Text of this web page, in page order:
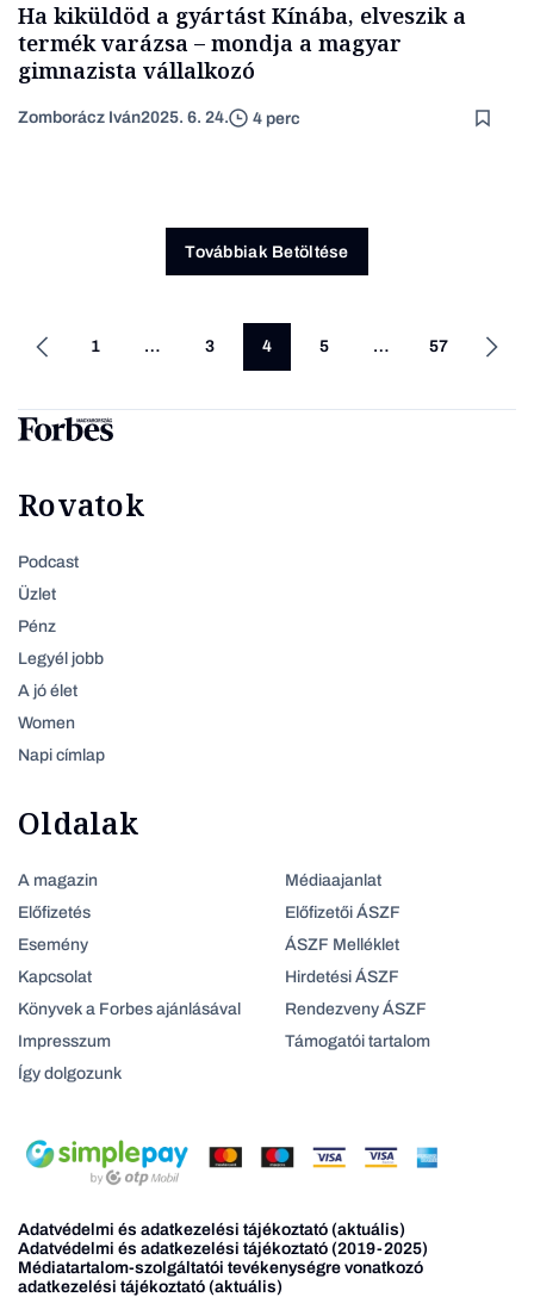
Ha kiküldöd a gyártást Kínába, elveszik a
termék varázsa – mondja a magyar
gimnazista vállalkozó
Zomborácz Iván2025. 6. 24. 4 perc
Továbbiak Betöltése
1 … 3 4 5 … 57
Rovatok
Podcast
Üzlet
Pénz
Legyél jobb
A jó élet
Women
Napi címlap
Oldalak
A magazin
Előfizetés
Esemény
Kapcsolat
Könyvek a Forbes ajánlásával
Impresszum
Így dolgozunk
Médiaajanlat
Előfizetői ÁSZF
ÁSZF Melléklet
Hirdetési ÁSZF
Rendezveny ÁSZF
Támogatói tartalom
Adatvédelmi és adatkezelési tájékoztató (aktuális)
Adatvédelmi és adatkezelési tájékoztató (2019-2025)
Médiatartalom-szolgáltatói tevékenységre vonatkozó
adatkezelési tájékoztató (aktuális)